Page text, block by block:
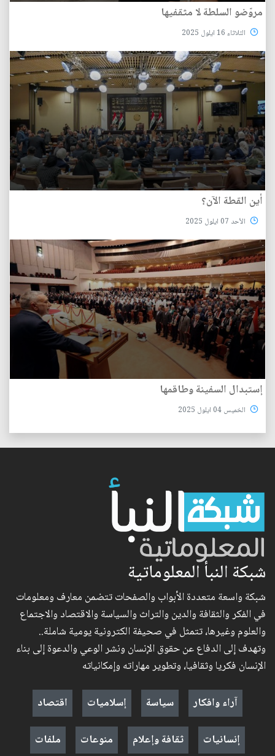
مروّضو السلطة لا مثقفيها
الثلاثاء 16 ايلول 2025
أين القطة الآن؟
الأحد 07 ايلول 2025
إستبدال السفينة وطاقمها
الخميس 04 ايلول 2025
شبكة النبأ المعلوماتية
شبكة واسعة متعددة الأبواب والصفحات تتضمن معارف ومعلومات
في الفكر والثقافة والدين والتراث والسياسة والاقتصاد والاجتماع
والعلوم وغيرها، تتمثل في صحيفة الكترونية يومية شاملة..
وتهدف إلى الدفاع عن حقوق الإنسان ونشر الوعي والدعوة إلى بناء
الإنسان فكريا وثقافيا، وتطوير مهاراته وإمكانياته
آراء وافكار
سياسة إسلاميات
اقتصاد
إنسانيات
ثقافة وإعلام منوعات ملفات